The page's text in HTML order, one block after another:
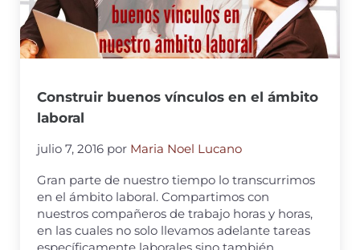
Construir buenos vínculos en el ámbito
laboral
julio 7, 2016 por Maria Noel Lucano
Gran parte de nuestro tiempo lo transcurrimos
en el ámbito laboral. Compartimos con
nuestros compañeros de trabajo horas y horas,
en las cuales no solo llevamos adelante tareas